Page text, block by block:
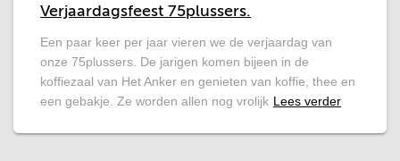
Verjaardagsfeest 75plussers.
Een paar keer per jaar vieren we de verjaardag van
onze 75plussers. De jarigen komen bijeen in de
koffiezaal van Het Anker en genieten van koffie, thee en
een gebakje. Ze worden allen nog vrolijk Lees verder